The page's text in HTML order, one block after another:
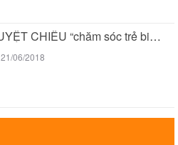
TUYỆT CHIÊU “chăm sóc trẻ biếng ăn suy dinh...
21/06/2018